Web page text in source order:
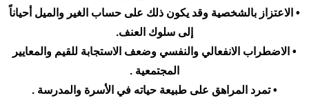
• الاعتزاز بالشخصية وقد يكون ذلك على حساب الغير والميل أحياناً
إلى سلوك العنف.
• الاضطراب الانفعالي والنفسي وضعف الاستجابة للقيم والمعايير
المجتمعية .
• تمرد المراهق على طبيعة حياته في الأسرة والمدرسة .